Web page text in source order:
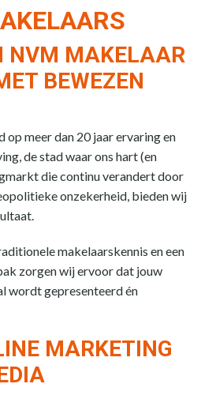
NVM MAKELAAR
BEWEZEN
op meer dan 20 jaar ervaring en
de stad waar ons hart (en
die continu verandert door
onzekerheid, bieden wij
makelaarskennis en een
zorgen wij ervoor dat jouw
wordt gepresenteerd én
MARKETING